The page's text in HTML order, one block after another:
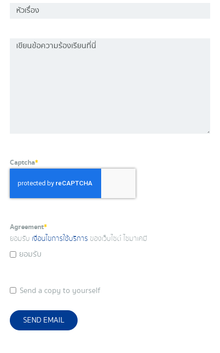
Captcha*
Agreement*
ยอมรับ เงื่อนไขการใช้บริการ ของเว็บไซต์ ไซมาเคมี
ยอมรับ
Send a copy to yourself
SEND EMAIL